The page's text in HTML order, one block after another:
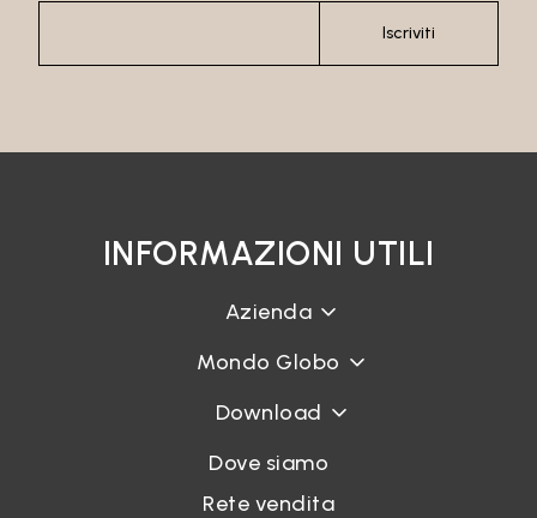
Iscriviti
INFORMAZIONI UTILI
Azienda
Mondo Globo
Download
Dove siamo
Rete vendita